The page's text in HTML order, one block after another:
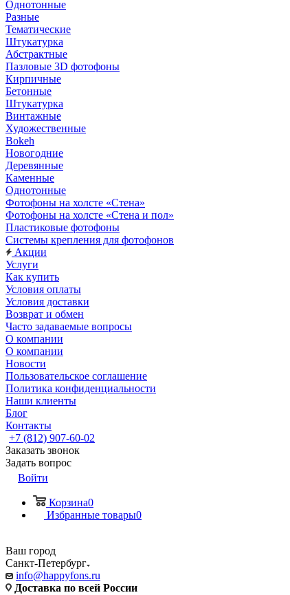
Однотонные
Разные
Тематические
Штукатурка
Абстрактные
Пазловые 3D фотофоны
Кирпичные
Бетонные
Штукатурка
Винтажные
Художественные
Bokeh
Новогодние
Деревянные
Каменные
Однотонные
Фотофоны на холсте «Стена»
Фотофоны на холсте «Стена и пол»
Пластиковые фотофоны
Системы крепления для фотофонов
Акции
Услуги
Как купить
Условия оплаты
Условия доставки
Возврат и обмен
Часто задаваемые вопросы
О компании
О компании
Новости
Пользовательское соглашение
Политика конфиденциальности
Наши клиенты
Блог
Контакты
+7 (812) 907-60-02
Заказать звонок
Задать вопрос
Войти
Корзина0
Избранные товары0
Ваш город
Санкт-Петербург
info@happyfons.ru
Доставка по всей России